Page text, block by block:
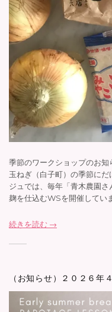
季節のワークショップのお
玉ねぎ（白子町）の季節に
ジュでは、毎年「青木農園
麹を仕込むWSを開催してい
続きを読む →
（お知らせ）２０２６年